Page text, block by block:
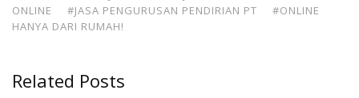
ONLINE
#JASA PENGURUSAN PENDIRIAN PT
#ONLINE
HANYA DARI RUMAH!
Related Posts